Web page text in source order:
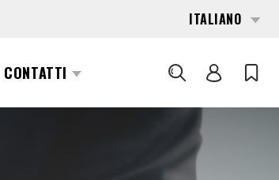
ITALIANO
CONTATTI CERCA